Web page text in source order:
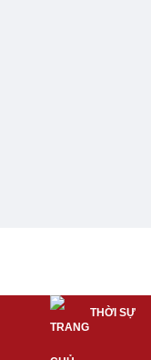
THỜI SỰ